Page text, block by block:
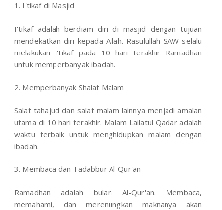
1. I'tikaf di Masjid
I'tikaf adalah berdiam diri di masjid dengan tujuan
mendekatkan diri kepada Allah. Rasulullah SAW selalu
melakukan i'tikaf pada 10 hari terakhir Ramadhan
untuk memperbanyak ibadah.
2. Memperbanyak Shalat Malam
Salat tahajud dan salat malam lainnya menjadi amalan
utama di 10 hari terakhir. Malam Lailatul Qadar adalah
waktu terbaik untuk menghidupkan malam dengan
ibadah.
3. Membaca dan Tadabbur Al-Qur'an
Ramadhan adalah bulan Al-Qur'an. Membaca,
memahami, dan merenungkan maknanya akan